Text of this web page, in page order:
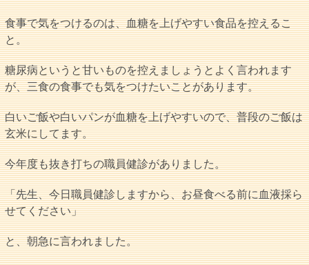
食事で気をつけるのは、血糖を上げやすい食品を控えるこ
と。
糖尿病というと甘いものを控えましょうとよく言われます
が、三食の食事でも気をつけたいことがあります。
白いご飯や白いパンが血糖を上げやすいので、普段のご飯は
玄米にしてます。
今年度も抜き打ちの職員健診がありました。
「先生、今日職員健診しますから、お昼食べる前に血液採ら
せてください」
と、朝急に言われました。